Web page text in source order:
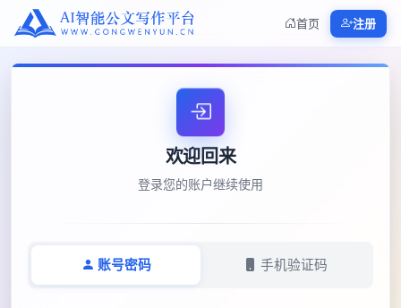
首页 注册
欢迎回来
登录您的账户继续使用
账号密码 手机验证码